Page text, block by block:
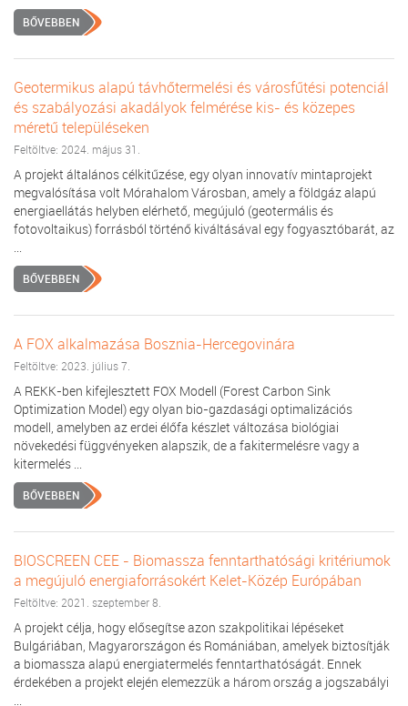
BŐVEBBEN
Geotermikus alapú távhőtermelési és városfűtési potenciál
és szabályozási akadályok felmérése kis- és közepes
méretű településeken
Feltöltve: 2024. május 31.
A projekt általános célkitűzése, egy olyan innovatív mintaprojekt
megvalósítása volt Mórahalom Városban, amely a földgáz alapú
energiaellátás helyben elérhető, megújuló (geotermális és
fotovoltaikus) forrásból történő kiváltásával egy fogyasztóbarát, az
...
BŐVEBBEN
A FOX alkalmazása Bosznia-Hercegovinára
Feltöltve: 2023. július 7.
A REKK-ben kifejlesztett FOX Modell (Forest Carbon Sink
Optimization Model) egy olyan bio-gazdasági optimalizációs
modell, amelyben az erdei élőfa készlet változása biológiai
növekedési függvényeken alapszik, de a fakitermelésre vagy a
kitermelés ...
BŐVEBBEN
BIOSCREEN CEE - Biomassza fenntarthatósági kritériumok
a megújuló energiaforrásokért Kelet-Közép Európában
Feltöltve: 2021. szeptember 8.
A projekt célja, hogy elősegítse azon szakpolitikai lépéseket
Bulgáriában, Magyarországon és Romániában, amelyek biztosítják
a biomassza alapú energiatermelés fenntarthatóságát. Ennek
érdekében a projekt elején elemezzük a három ország a jogszabályi
...